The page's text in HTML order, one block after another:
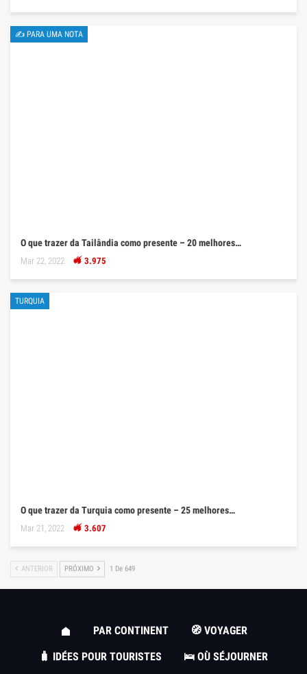
✍ PARA UMA NOTA
O que trazer da Tailândia como presente – 20 melhores…
Mar 22, 2022 3.975
TURQUIA
O que trazer da Turquia como presente – 25 melhores…
Mar 21, 2022 3.607
ANTERIOR PRÓXIMO 1 De 649
PAR CONTINENT
🧭 VOYAGER
🧳 IDÉES POUR TOURISTES
🛌 OÙ SÉJOURNER